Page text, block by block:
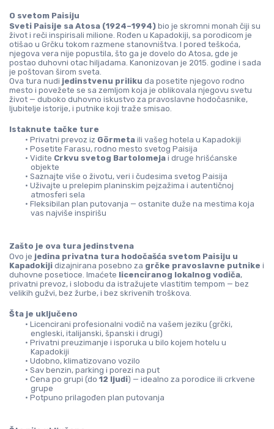
O svetom Paisiju
Sveti Paisije sa Atosa (1924–1994) bio je skromni monah čiji su
život i reči inspirisali milione. Rođen u Kapadokiji, sa porodicom je
otišao u Grčku tokom razmene stanovništva. I pored teškoća,
njegova vera nije popustila, što ga je dovelo do Atosa, gde je
postao duhovni otac hiljadama. Kanonizovan je 2015. godine i sada
je poštovan širom sveta.
Ova tura nudi jedinstvenu priliku da posetite njegovo rodno
mesto i povežete se sa zemljom koja je oblikovala njegovu svetu
život — duboko duhovno iskustvo za pravoslavne hodočasnike,
ljubitelje istorije, i putnike koji traže smisao.
Istaknute tačke ture
Privatni prevoz iz Görmeta ili vašeg hotela u Kapadokiji
Posetite Farasu, rodno mesto svetog Paisija
Vidite Crkvu svetog Bartolomeja i druge hrišćanske
objekte
Saznajte više o životu, veri i čudesima svetog Paisija
Uživajte u prelepim planinskim pejzažima i autentičnoj
atmosferi sela
Fleksibilan plan putovanja — ostanite duže na mestima koja
vas najviše inspirišu
Zašto je ova tura jedinstvena
Ovo je jedina privatna tura hodočašća svetom Paisiju u
Kapadokiji dizajnirana posebno za grčke pravoslavne putnike i
duhovne posetioce. Imaćete licenciranog lokalnog vodiča,
privatni prevoz, i slobodu da istražujete vlastitim tempom — bez
velikih gužvi, bez žurbe, i bez skrivenih troškova.
Šta je uključeno
Licencirani profesionalni vodič na vašem jeziku (grčki,
engleski, italijanski, španski i drugi)
Privatni preuzimanje i isporuka u bilo kojem hotelu u
Kapadokiji
Udobno, klimatizovano vozilo
Sav benzin, parking i porezi na put
Cena po grupi (do 12 ljudi) — idealno za porodice ili crkvene
grupe
Potpuno prilagođen plan putovanja